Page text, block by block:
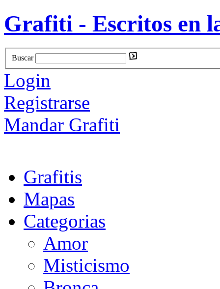
Grafiti - Escritos en
Buscar
Login
Registrarse
Mandar Grafiti
Grafitis
Mapas
Categorias
Amor
Misticismo